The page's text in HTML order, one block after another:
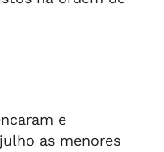
e
as menores